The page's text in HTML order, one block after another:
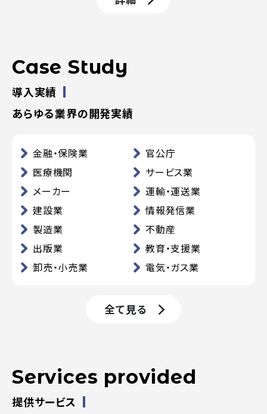
Case Study
導入実績
あらゆる業界の開発実績
金融・保険業
官公庁
医療機関
サービス業
メーカー
運輸・運送業
建設業
情報発信業
製造業
不動産
出版業
教育・支援業
卸売・小売業
電気・ガス業
全て見る
Services provided
提供サービス